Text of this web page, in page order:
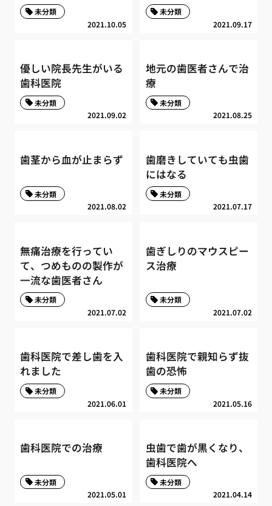
2021.10.05
未分類
2021.09.17
未分類
優しい院長先生がいる
歯科医院
2021.09.02
未分類
地元の歯医者さんで治
療
2021.08.25
未分類
歯茎から血が止まらず
2021.08.02
未分類
歯磨きしていても虫歯
にはなる
2021.07.17
未分類
無痛治療を行ってい
て、つめものの製作が
一流な歯医者さん
2021.07.02
未分類
歯ぎしりのマウスピー
ス治療
2021.07.02
未分類
歯科医院で差し歯を入
れました
2021.06.01
未分類
歯科医院で親知らず抜
歯の恐怖
2021.05.16
未分類
歯科医院での治療
2021.05.01
未分類
虫歯で歯が黒くなり、
歯科医院へ
2021.04.14
未分類